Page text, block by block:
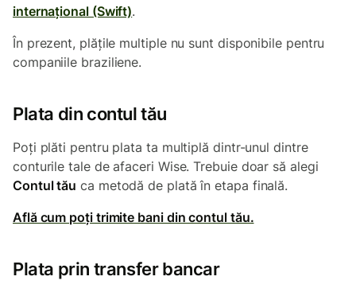
internațional (Swift).
În prezent, plățile multiple nu sunt disponibile pentru
companiile braziliene.
Plata din contul tău
Poți plăti pentru plata ta multiplă dintr-unul dintre
conturile tale de afaceri Wise. Trebuie doar să alegi
Contul tău ca metodă de plată în etapa finală.
Află cum poți trimite bani din contul tău.
Plata prin transfer bancar